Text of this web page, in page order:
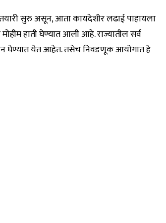
तयारी सुरु असून, आता कायदेशीर लढाई पाहायला
हाती घेण्यात आली आहे. राज्यातील सर्व
घेण्यात येत आहेत. तसेच निवडणूक आयोगात हे